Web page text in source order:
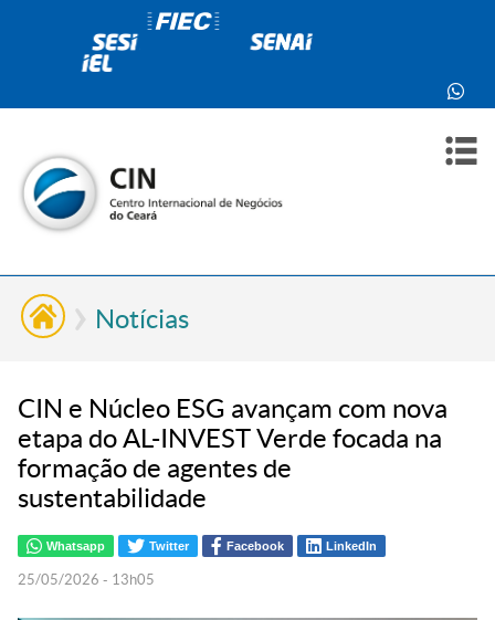
Notícias
CIN e Núcleo ESG avançam com nova
etapa do AL-INVEST Verde focada na
formação de agentes de
sustentabilidade
Whatsapp Twitter Facebook LinkedIn
25/05/2026 - 13h05